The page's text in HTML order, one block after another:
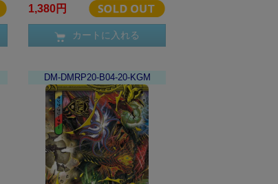
1,380円
カートに入れる
DM-DMRP20-B04-20-KGM